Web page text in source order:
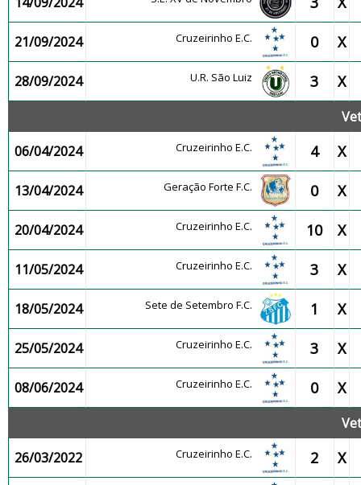
21/09/2024 Cruzeirinho E.C. 0 X
28/09/2024 U.R. São Luiz 3 X
06/04/2024
Cruzeirinho E.C. 4 X
13/04/2024 Geração Forte F.C. 0 X
20/04/2024 Cruzeirinho E.C. 10 X
11/05/2024 Cruzeirinho E.C. 3 X
18/05/2024 Sete de Setembro F.C. 1 X
25/05/2024 Cruzeirinho E.C. 3 X
08/06/2024 Cruzeirinho E.C. 0 X
26/03/2022
Cruzeirinho E.C. 2 X